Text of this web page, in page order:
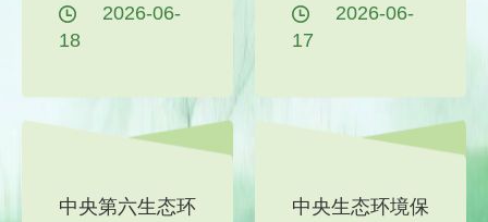
边改公开情况
（第三十一批）
2026-06-
18
边改公开情况
（第三十批）
2026-06-
17
中央第六生态环
中央生态环境保